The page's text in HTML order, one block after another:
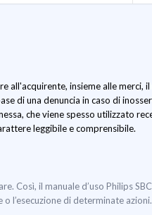
insieme alle merci, il
di una denuncia in caso di
che viene spesso utilizzato
leggibile e comprensibile.
Così, il manuale d’uso Philips
l’esecuzione di determinate